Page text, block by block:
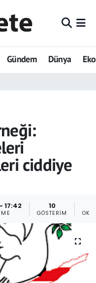
Gündem Dünya
ciddiye
17:42 10
GÖSTERIM